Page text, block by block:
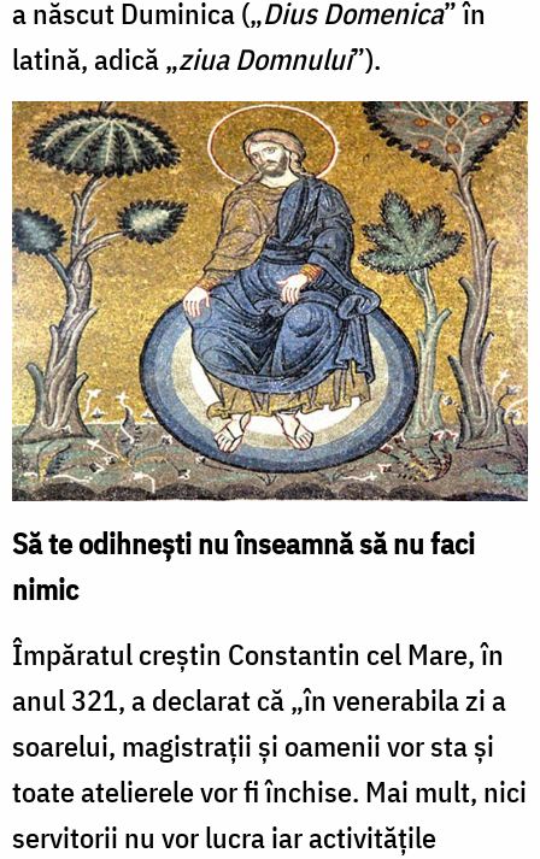
a născut Duminica („Dius Domenica” în
latină, adică „ziua Domnului”).
Să te odihneşti nu înseamnă să nu faci
nimic
Împăratul creştin Constantin cel Mare, în
anul 321, a declarat că „în venerabila zi a
soarelui, magistrații și oamenii vor sta și
toate atelierele vor fi închise. Mai mult, nici
servitorii nu vor lucra iar activitățile